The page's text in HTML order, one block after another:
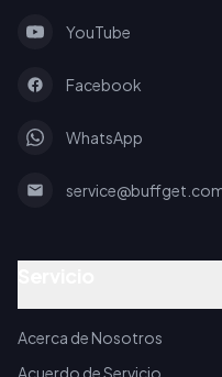
YouTube
Facebook
WhatsApp
Acerca de Nosotros
Acuerdo de Servicio